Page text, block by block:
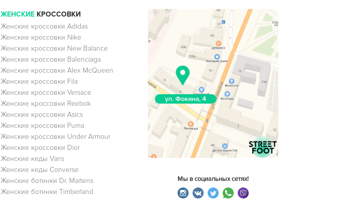
ЖЕНСКИЕКРОССОВКИ
Женские кроссовки Adidas
Женские кроссовки Nike
Женские кроссовки New Balance
Женские кроссовки Balenciaga
Женские кроссовки Alex McQueen
Женские кроссовки Fila
Женские кроссовки Versace
Женские кроссовки Reebok
Женские кроссовки Asics
Женские кроссовки Puma
Женские кроссовки Under Armour
Женские кроссовки Dior
Женские кеды Vans
Женские кеды Converse
Женские ботинки Dr. Martens
Женские ботинки Timberland
Мы в социальных сетях!